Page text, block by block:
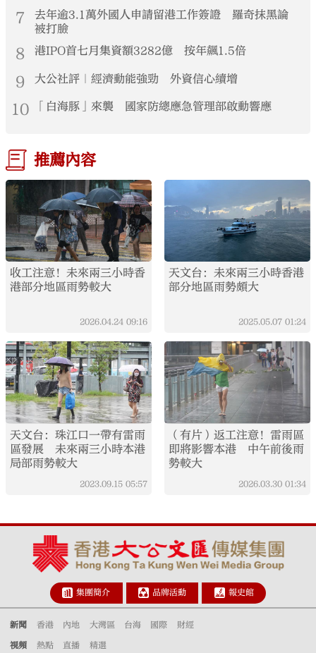
7
去年逾3.1萬外國人申請留港工作簽證 羅奇抹黑論
被打臉
8 港IPO首七月集資額3282億 按年飆1.5倍
9 大公社評｜經濟動能強勁 外資信心續增
10 「白海豚」來襲 國家防總應急管理部啟動響應
推薦內容
收工注意！未來兩三小時香
港部分地區雨勢較大
2026.04.24 09:16
天文台：未來兩三小時香港
部分地區雨勢頗大
2025.05.07 01:24
天文台：珠江口一帶有雷雨
區發展 未來兩三小時本港
局部雨勢較大
2023.09.15 05:57
（有片）返工注意！雷雨區
即將影響本港 中午前後雨
勢較大
2026.03.30 01:34
集團簡介 品牌活動 報史館
新聞 香港 內地 大灣區 台海 國際 財經
視頻 熱點 直播 精選